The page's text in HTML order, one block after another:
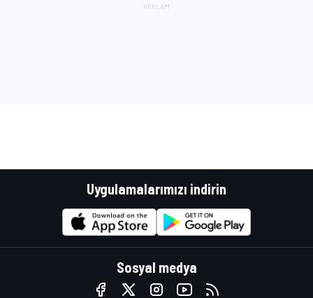
Uygulamalarımızı indirin
Sosyal medya